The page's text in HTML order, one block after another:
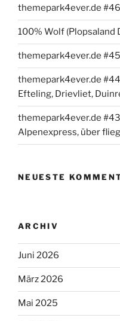
View“
themepark4ever.de
100% Wolf (Plopsaland
themepark4ever.de
themepark4ever.de
Efteling, Drievliet,
themepark4ever.de
Alpenexpress, über
NEUESTE
ARCHIV
Juni 2026
März 2026
Mai 2025